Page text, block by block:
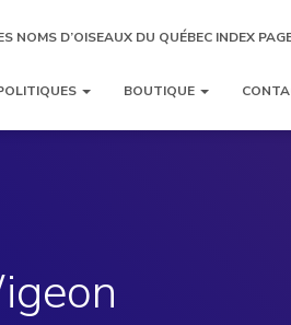
NOMS D’OISEAUX DU QUÉBEC INDEX
BOUTIQUE